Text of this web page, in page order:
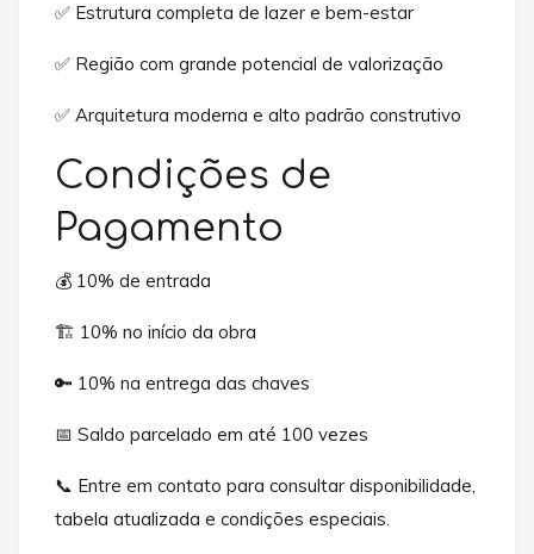
✅ Estrutura completa de lazer e bem-estar
✅ Região com grande potencial de valorização
✅ Arquitetura moderna e alto padrão construtivo
Condições de
Pagamento
💰 10% de entrada
🏗️ 10% no início da obra
🔑 10% na entrega das chaves
📅 Saldo parcelado em até 100 vezes
📞 Entre em contato para consultar disponibilidade,
tabela atualizada e condições especiais.